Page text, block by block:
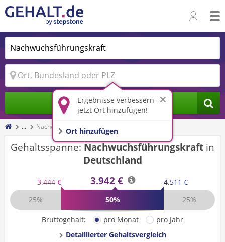
Ergebnisse verbessern -
jetzt Ort hinzufügen!
Ort hinzufügen
Jobs finden
... Nachwuchsführungskraft
Gehaltsspanne:Nachwuchsführungskraft in
Deutschland
3.444 € 3.942 €
4.511 €
25%
50% 25%
Bruttogehalt: pro Monat
pro Jahr
Detaillierter Gehaltsvergleich